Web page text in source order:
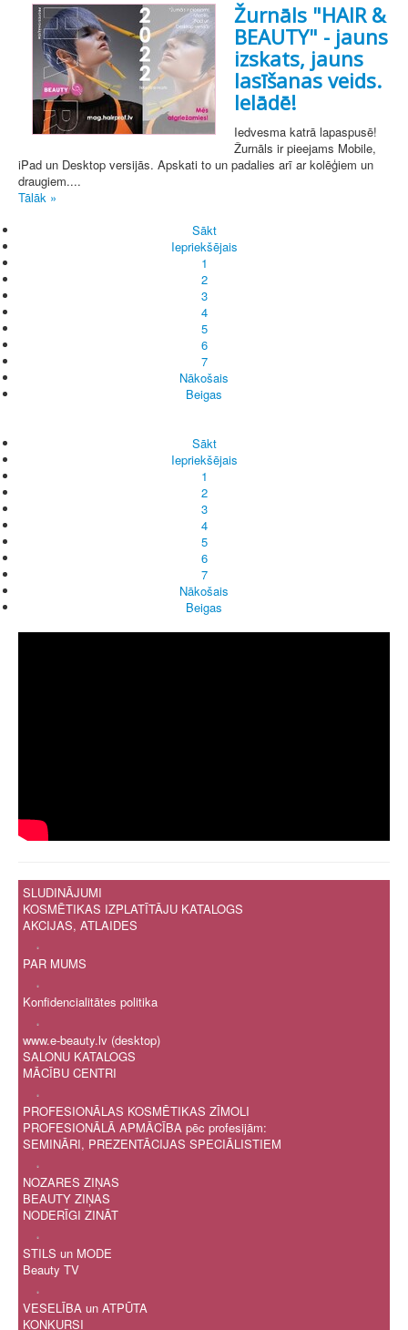
Žurnāls "HAIR &
BEAUTY" - jauns
izskats, jauns
lasīšanas veids.
Ielādē!
Iedvesma katrā lapaspusē!
Žurnāls ir pieejams Mobile,
iPad un Desktop versijās. Apskati to un padalies arī ar kolēģiem un
draugiem....
Tālāk »
Sākt
Iepriekšējais
1
2
3
4
5
6
7
Nākošais
Beigas
Sākt
Iepriekšējais
1
2
3
4
5
6
7
Nākošais
Beigas
SLUDINĀJUMI
KOSMĒTIKAS IZPLATĪTĀJU KATALOGS
AKCIJAS, ATLAIDES
.
PAR MUMS
.
Konfidencialitātes politika
.
www.e-beauty.lv (desktop)
SALONU KATALOGS
MĀCĪBU CENTRI
.
PROFESIONĀLAS KOSMĒTIKAS ZĪMOLI
PROFESIONĀLĀ APMĀCĪBA pēc profesijām:
SEMINĀRI, PREZENTĀCIJAS SPECIĀLISTIEM
.
NOZARES ZIŅAS
BEAUTY ZIŅAS
NODERĪGI ZINĀT
.
STILS un MODE
Beauty TV
.
VESELĪBA un ATPŪTA
KONKURSI